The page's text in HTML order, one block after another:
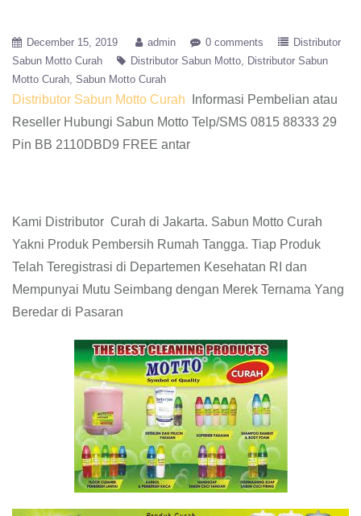
December 15, 2019 admin 0 comments
Distributor
Sabun Motto Curah
Distributor Sabun Motto
Distributor Sabun
Motto Curah Sabun Motto Curah
Distributor Sabun Motto Curah
Informasi Pembelian atau
Reseller Hubungi Sabun Motto Telp/SMS 0815 88333 29
Pin BB 2110DBD9 FREE antar
Kami Distributor Curah di Jakarta. Sabun Motto Curah
Yakni Produk Pembersih Rumah Tangga. Tiap Produk
Telah Teregistrasi di Departemen Kesehatan RI dan
Mempunyai Mutu Seimbang dengan Merek Ternama Yang
Beredar di Pasaran